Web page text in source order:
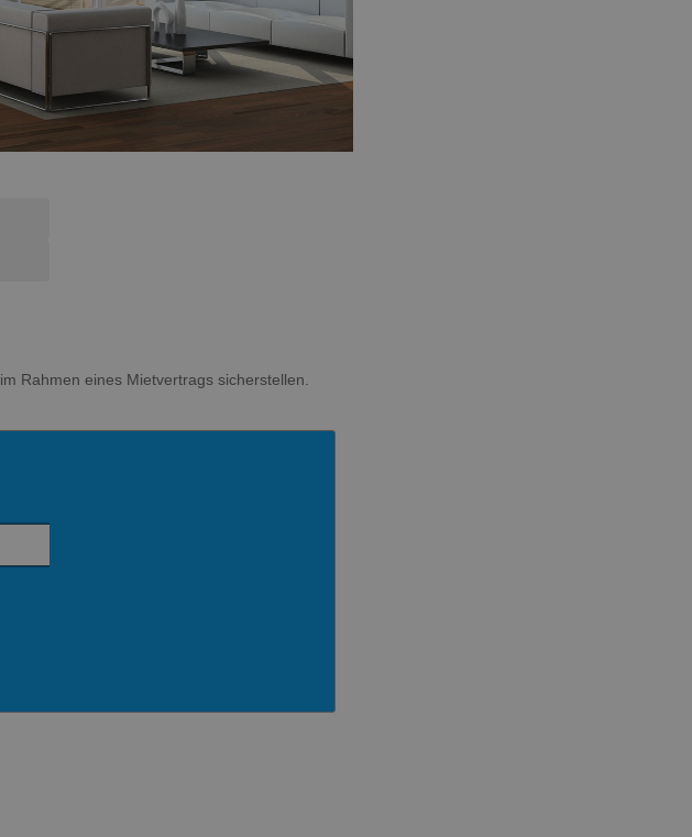
Rahmen eines Mietvertrags sicherstellen.